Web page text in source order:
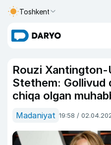
Toshkent
Rouzi
Stethem: Gollivud
chiqa olgan
Madaniyat 19:58 /